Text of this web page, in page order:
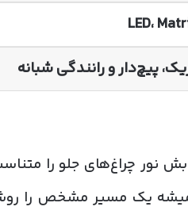
LED،
پیچ‌دار و رانندگی شبانه
نور چراغ‌های جلو را
یک مسیر مشخص را